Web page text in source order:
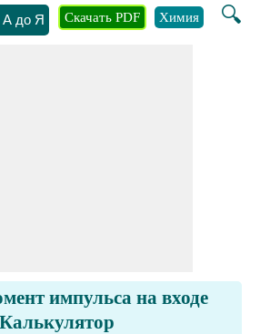
А до Я 🔍
Скачать PDF Химия
импульса на входе
Калькулятор